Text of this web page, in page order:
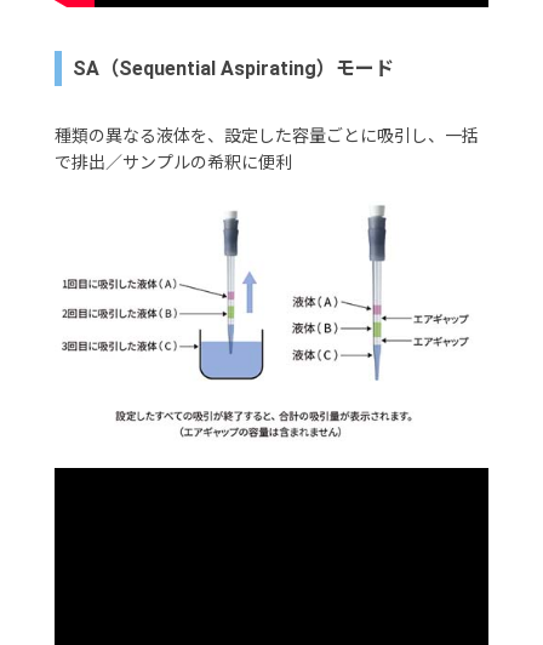
SA（Sequential Aspirating）モード
種類の異なる液体を、設定した容量ごとに吸引し、一括
で排出／サンプルの希釈に便利